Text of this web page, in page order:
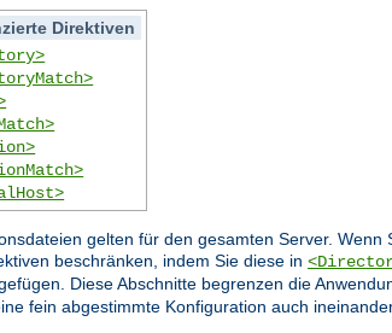
Direktiven
gelten für den gesamten Server.
beschränken, indem Sie diese in
Diese Abschnitte begrenzen die
fein abgestimmte Konfiguration auch